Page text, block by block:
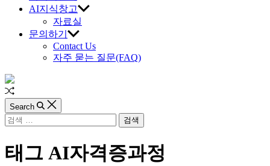
AI지식창고
자료실
문의하기
Contact Us
자주 묻는 질문(FAQ)
Random
Article
Search
검
태그 AI자격증과정